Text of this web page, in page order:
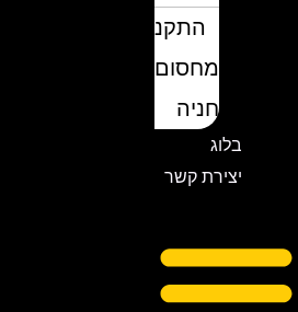
התקנת
מחסום
חניה
יצירת קשר